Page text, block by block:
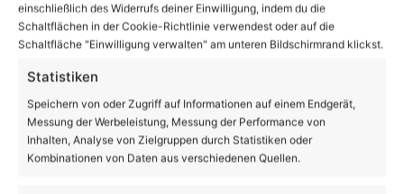
einschließlich des Widerrufs deiner Einwilligung, indem du die
Schaltflächen in der Cookie-Richtlinie verwendest oder auf die
Schaltfläche "Einwilligung verwalten" am unteren Bildschirmrand klickst.
Statistiken
Speichern von oder Zugriff auf Informationen auf einem Endgerät,
Messung der Werbeleistung, Messung der Performance von
Inhalten, Analyse von Zielgruppen durch Statistiken oder
Kombinationen von Daten aus verschiedenen Quellen.
Euch einen entspannten Freitagabend in Bernau
und Drumherum
Volltextsuche
Suchen
nach: